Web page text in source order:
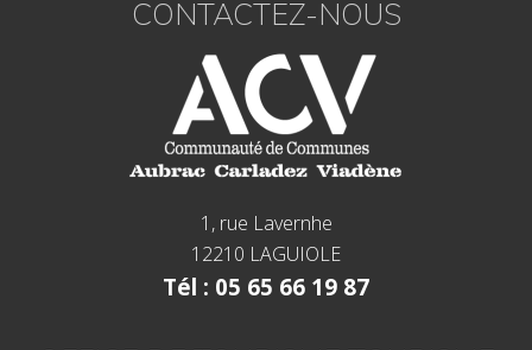
CONTACTEZ-NOUS
1, rue Lavernhe
12210 LAGUIOLE
Tél : 05 65 66 19 87